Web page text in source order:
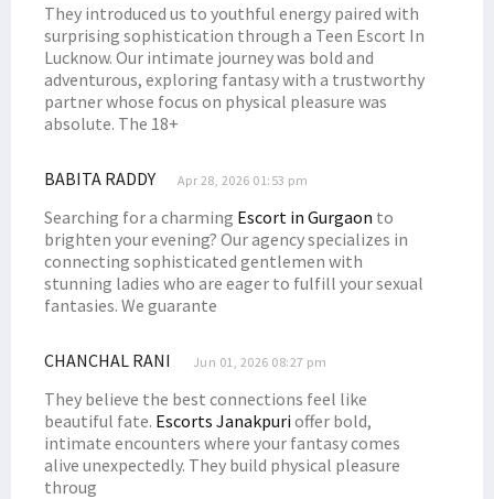
They introduced us to youthful energy paired with
surprising sophistication through a Teen Escort In
Lucknow. Our intimate journey was bold and
adventurous, exploring fantasy with a trustworthy
partner whose focus on physical pleasure was
absolute. The 18+
BABITA RADDY Apr 28, 2026 01:53 pm
Searching for a charming Escort in Gurgaon to
brighten your evening? Our agency specializes in
connecting sophisticated gentlemen with
stunning ladies who are eager to fulfill your sexual
fantasies. We guarante
CHANCHAL RANI Jun 01, 2026 08:27 pm
They believe the best connections feel like
beautiful fate. Escorts Janakpuri offer bold,
intimate encounters where your fantasy comes
alive unexpectedly. They build physical pleasure
throug